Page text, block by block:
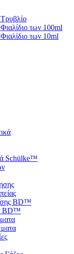
των 100ml
των 10ml
Schülke™
BD™
BD™